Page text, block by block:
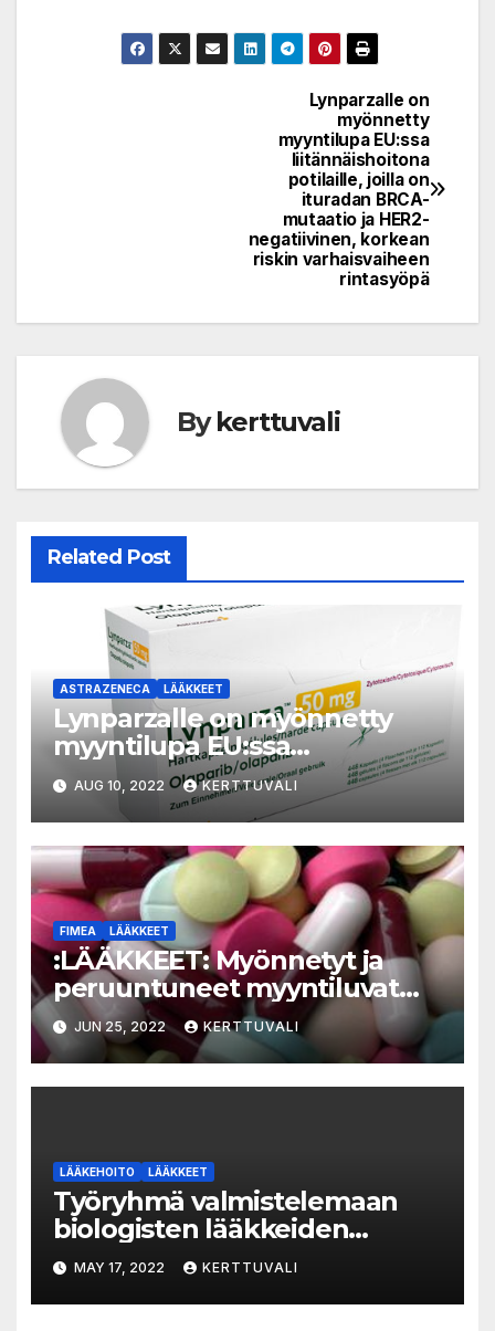
Lynparzalle on
myönnetty
myyntilupa EU:ssa
liitännäishoitona
potilaille, joilla on
ituradan BRCA-
mutaatio ja HER2-
negatiivinen, korkean
riskin varhaisvaiheen
rintasyöpä
Bykerttuvali
Related Post
ASTRAZENECA LÄÄKKEET
Lynparzalle on myönnetty
myyntilupa EU:ssa
liitännäishoitona potilaille,
joilla on ituradan BRCA-
mutaatio ja HER2-
negatiivinen, korkean riskin
varhaisvaiheen rintasyöpä
AUG 10, 2022 KERTTUVALI
FIMEA LÄÄKKEET
:LÄÄKKEET: Myönnetyt ja
peruuntuneet myyntiluvat
2022: Myönnetyt ja
peruuntuneet myyntiluvat,
rinnakkaistuontiluvat ja
rekisteröinnit 01.05.2022 –
JUN 25, 2022 KERTTUVALI
LÄÄKEHOITO LÄÄKKEET
Työryhmä valmistelemaan
biologisten lääkkeiden
lääkevaihtoa apteekeissa
MAY 17, 2022 KERTTUVALI